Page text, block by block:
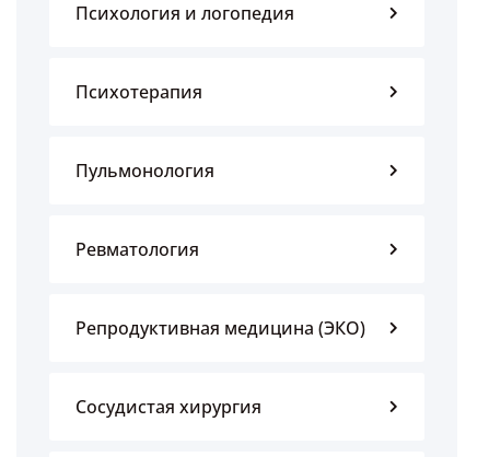
Психология и логопедия
Психотерапия
Пульмонология
Ревматология
Репродуктивная медицина (ЭКО)
Сосудистая хирургия